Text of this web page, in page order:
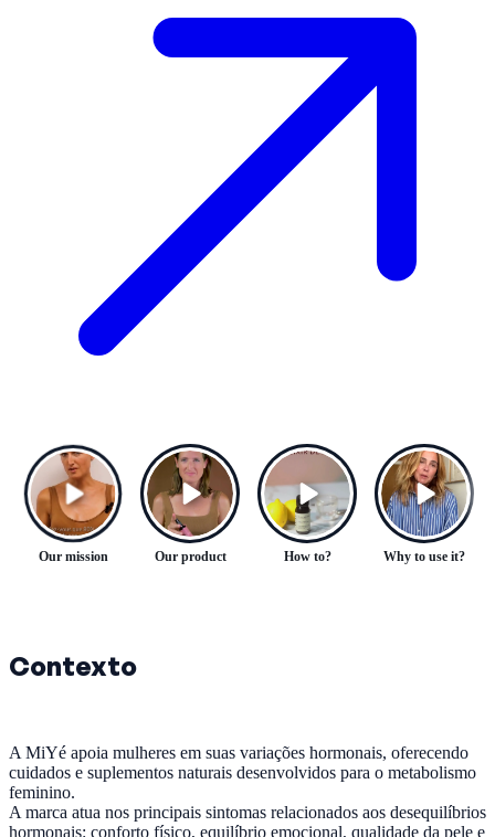
Our mission Our product How to? Why to use it?
Contexto
A MiYé apoia mulheres em suas variações hormonais, oferecendo
cuidados e suplementos naturais desenvolvidos para o metabolismo
feminino.
A marca atua nos principais sintomas relacionados aos desequilíbrios
hormonais: conforto físico, equilíbrio emocional, qualidade da pele e